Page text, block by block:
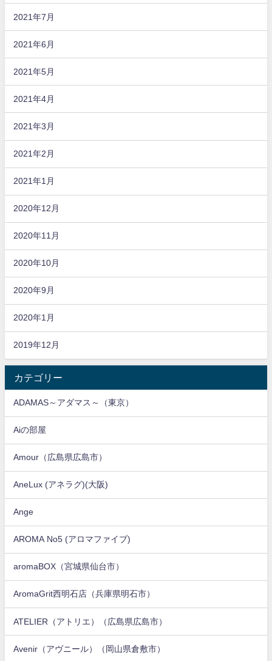
2021年7月
2021年6月
2021年5月
2021年4月
2021年3月
2021年2月
2021年1月
2020年12月
2020年11月
2020年10月
2020年9月
2020年1月
2019年12月
カテゴリー
ADAMAS～アダマス～（東京）
Aiの部屋
Amour（広島県広島市）
AneLux (アネラグ)(大阪)
Ange
AROMA No5 (アロマファイブ)
aromaBOX（宮城県仙台市）
AromaGrit西明石店（兵庫県明石市）
ATELIER（アトリエ）（広島県広島市）
Avenir（アヴニール）（岡山県倉敷市）